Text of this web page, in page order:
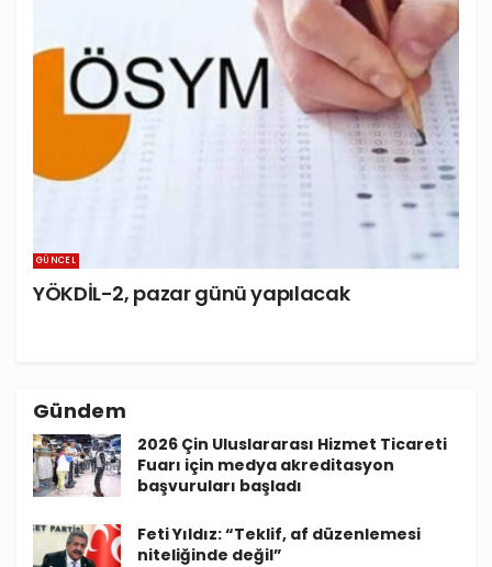
GÜNCEL
YÖKDİL-2, pazar günü yapılacak
Gündem
2026 Çin Uluslararası Hizmet Ticareti
Fuarı için medya akreditasyon
başvuruları başladı
Feti Yıldız: “Teklif, af düzenlemesi
niteliğinde değil”